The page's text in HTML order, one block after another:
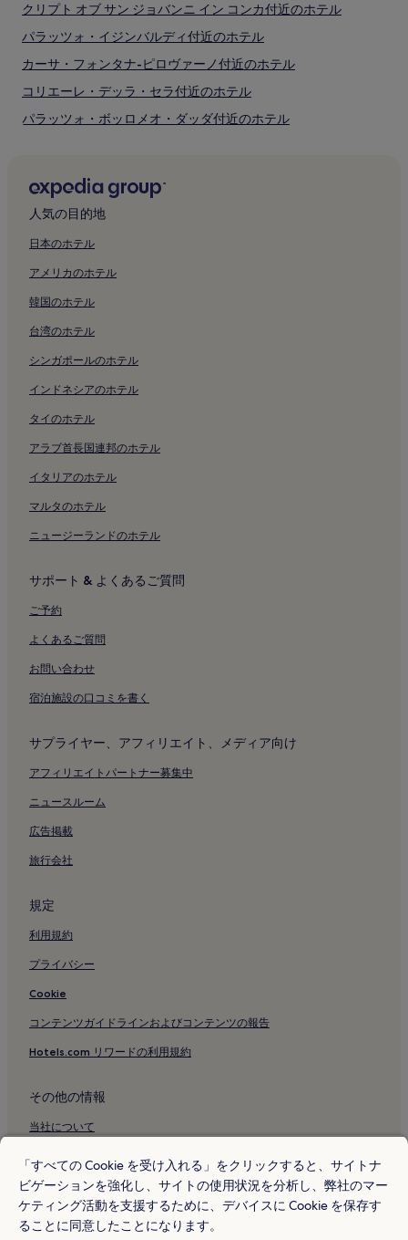
び
空
室
状
は
変
動
場
合
が
り
す。
別
途、
利
規
が
用
さ
れ
る
合
あ
ま
す。
クリプト オブ サン ジョバンニ イン コンカ付近のホテル
パラッツォ・イジンバルディ付近のホテル
カーサ・フォンタナ-ピロヴァーノ付近のホテル
コリエーレ・デッラ・セラ付近のホテル
パラッツォ・ボッロメオ・ダッダ付近のホテル
ホテル
サン ジュゼッペ教会付近のホテル
ミラノのドゥオーモ付近のホテル
ヴィットリオ エマヌエーレ 2 世のガッレリア付近のホテル
スカラ座博物館付近のホテル
ブレラ絵画館付近のホテル
ヌオーヴァ門付近のホテル
バガッティ ヴァルセッキ美術館付近のホテル
ダル ヴェルメ劇場付近のホテル
地下鉄ポルタ ヴェネツィア駅付近のホテル
アルマーニ メガストア付近のホテル
モンテナポレオーネ通り ファッション地区近くのキッチン付き
のホテル
モンテナポレオーネ通り ファッション地区のアパートメント
モンテナポレオーネ通り ファッション地区のアパートスタイル
ホテル
モンテナポレオーネ通り ファッション地区の 4 つ星ホテル
モンテナポレオーネ通り ファッション地区の 5 つ星ホテル
モンテナポレオーネ通り ファッション地区近くのビジネスホテ
に最適なホテル
モンテナポレオーネ通り ファッション地区近くのLGBT+ への配
モンテナポレオーネ通り ファッション地区近くのおしゃれなホ
テル
モンテナポレオーネ通り ファッション地区付近のホテル
ミラノ カドルナ ノルド駅付近のホテル
ミッソーリ広場付近のホテル
トリノ通り近くの高級ホテル
人気の目的地
日本のホテル
アメリカのホテル
韓国のホテル
台湾のホテル
シンガポールのホテル
インドネシアのホテル
タイのホテル
アラブ首長国連邦のホテル
イタリアのホテル
マルタのホテル
ニュージーランドのホテル
サポート & よくあるご質問
ご予約
よくあるご質問
お問い合わせ
宿泊施設の口コミを書く
サプライヤー、アフィリエイト、メディア向け
アフィリエイトパートナー募集中
ニュースルーム
広告掲載
旅行会社
規定
利用規約
プライバシー
Cookie
コンテンツガイドラインおよびコンテンツの報告
Hotels.com リワードの利用規約
その他の情報
当社について
採用情報
旅行ガイド
Hotels.com リワード
「すべての Cookie を受け入れる」をクリックすると、サイトナ
ビゲーションを強化し、サイトの使用状況を分析し、弊社のマー
ケティング活動を支援するために、デバイスに Cookie を保存す
ることに同意したことになります。